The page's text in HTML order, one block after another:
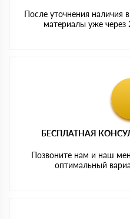
После уточнения наличия
материалы уже через
БЕСПЛАТНАЯ
Позвоните нам и наш
оптимальный